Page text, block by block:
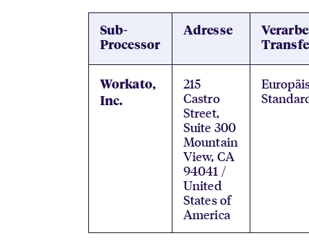
Sub-
Processor
Adresse
Workato,
Inc.
215
Castro
Street,
Suite 300
Mountain
View, CA
94041 /
United
States of
America